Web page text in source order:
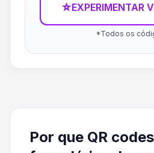
☆EXPERIMENTAR
*Todos os
Por que QR